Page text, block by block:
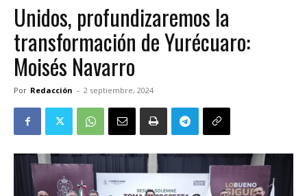
Unidos, profundizaremos la
transformación de Yurécuaro:
Moisés Navarro
Por Redacción - 2 septiembre, 2024